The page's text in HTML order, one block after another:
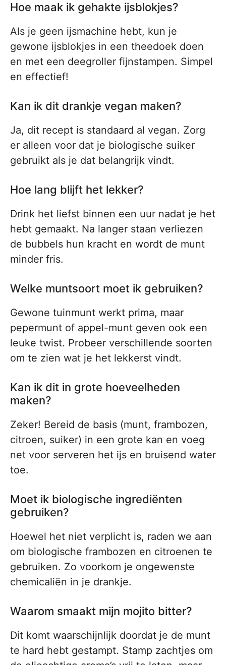
Hoe maak ik gehakte ijsblokjes?
Als je geen ijsmachine hebt, kun je
gewone ijsblokjes in een theedoek doen
en met een deegroller fijnstampen. Simpel
en effectief!
Kan ik dit drankje vegan maken?
Ja, dit recept is standaard al vegan. Zorg
er alleen voor dat je biologische suiker
gebruikt als je dat belangrijk vindt.
Hoe lang blijft het lekker?
Drink het liefst binnen een uur nadat je het
hebt gemaakt. Na langer staan verliezen
de bubbels hun kracht en wordt de munt
minder fris.
Welke muntsoort moet ik gebruiken?
Gewone tuinmunt werkt prima, maar
pepermunt of appel-munt geven ook een
leuke twist. Probeer verschillende soorten
om te zien wat je het lekkerst vindt.
Kan ik dit in grote hoeveelheden
maken?
Zeker! Bereid de basis (munt, frambozen,
citroen, suiker) in een grote kan en voeg
net voor serveren het ijs en bruisend water
toe.
Moet ik biologische ingrediënten
gebruiken?
Hoewel het niet verplicht is, raden we aan
om biologische frambozen en citroenen te
gebruiken. Zo voorkom je ongewenste
chemicaliën in je drankje.
Waarom smaakt mijn mojito bitter?
Dit komt waarschijnlijk doordat je de munt
te hard hebt gestampt. Stamp zachtjes om